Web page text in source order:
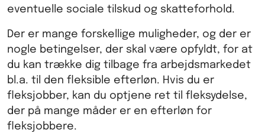
eventuelle sociale tilskud og skatteforhold.
Der er mange forskellige muligheder, og der er
nogle betingelser, der skal være opfyldt, for at
du kan trække dig tilbage fra arbejdsmarkedet
bl.a. til den fleksible efterløn. Hvis du er
fleksjobber, kan du optjene ret til fleksydelse,
der på mange måder er en efterløn for
fleksjobbere.